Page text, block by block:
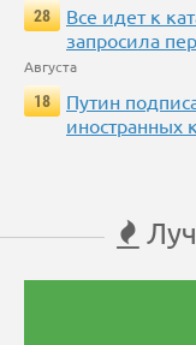
28
Все идет к
запросила
Августа
18
Путин
иностранных